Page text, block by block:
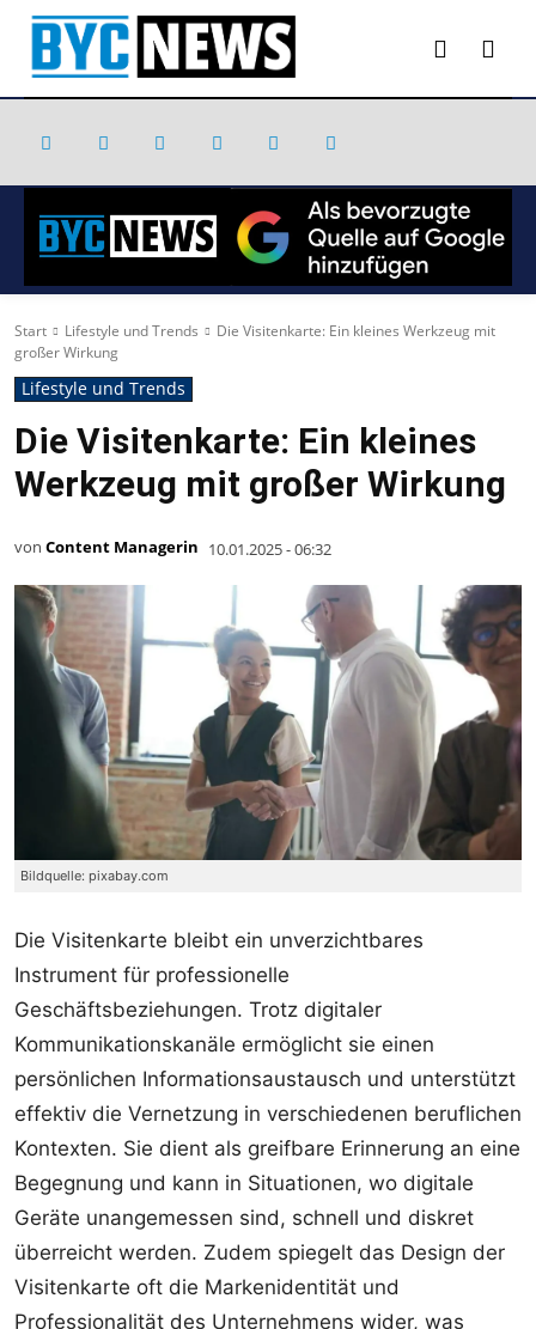
Start Lifestyle und Trends
Die Visitenkarte: Ein kleines Werkzeug mit
großer Wirkung
Lifestyle und Trends
Die Visitenkarte: Ein kleines
Werkzeug mit großer Wirkung
von Content Managerin 10.01.2025 - 06:32
Bildquelle: pixabay.com
Die Visitenkarte bleibt ein unverzichtbares
Instrument für professionelle
Geschäftsbeziehungen. Trotz digitaler
Kommunikationskanäle ermöglicht sie einen
persönlichen Informationsaustausch und unterstützt
effektiv die Vernetzung in verschiedenen beruflichen
Kontexten. Sie dient als greifbare Erinnerung an eine
Begegnung und kann in Situationen, wo digitale
Geräte unangemessen sind, schnell und diskret
überreicht werden. Zudem spiegelt das Design der
Visitenkarte oft die Markenidentität und
Professionalität des Unternehmens wider, was